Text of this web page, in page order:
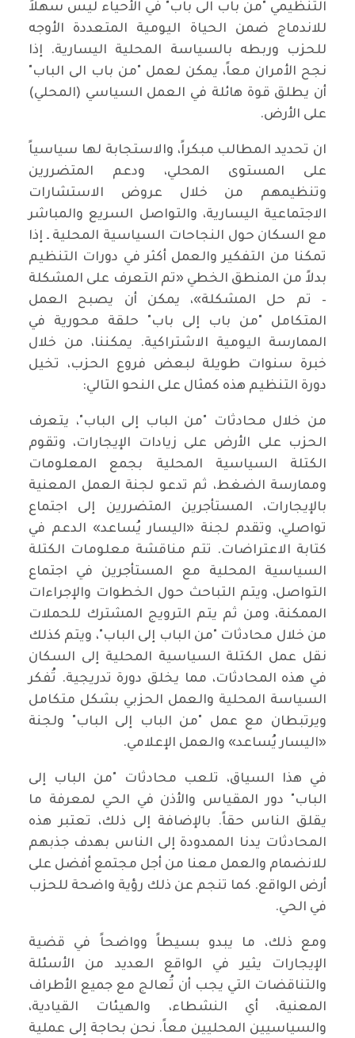
التنظيمي "من باب الى باب" في الأحياء ليس سهلاً
للاندماج ضمن الحياة اليومية المتعددة الأوجه
للحزب وربطه بالسياسة المحلية اليسارية. إذا
نجح الأمران معاً، يمكن لعمل "من باب الى الباب"
أن يطلق قوة هائلة في العمل السياسي (المحلي)
على الأرض.
ان تحديد المطالب مبكراً، والاستجابة لها سياسياً
على المستوى المحلي، ودعم المتضررين
وتنظيمهم من خلال عروض الاستشارات
الاجتماعية اليسارية، والتواصل السريع والمباشر
مع السكان حول النجاحات السياسية المحلية ـ إذا
تمكنا من التفكير والعمل أكثر في دورات التنظيم
بدلاً من المنطق الخطي «تم التعرف على المشكلة
– تم حل المشكلة»، يمكن أن يصبح العمل
المتكامل "من باب إلى باب" حلقة محورية في
الممارسة اليومية الاشتراكية. يمكننا، من خلال
خبرة سنوات طويلة لبعض فروع الحزب، تخيل
دورة التنظيم هذه كمثال على النحو التالي:
من خلال محادثات "من الباب إلى الباب"، يتعرف
الحزب على الأرض على زيادات الإيجارات، وتقوم
الكتلة السياسية المحلية بجمع المعلومات
وممارسة الضغط، ثم تدعو لجنة العمل المعنية
بالإيجارات، المستأجرين المتضررين إلى اجتماع
تواصلي، وتقدم لجنة «اليسار يُساعد» الدعم في
كتابة الاعتراضات. تتم مناقشة معلومات الكتلة
السياسية المحلية مع المستأجرين في اجتماع
التواصل، ويتم التباحث حول الخطوات والإجراءات
الممكنة، ومن ثم يتم الترويج المشترك للحملات
من خلال محادثات "من الباب إلى الباب"، ويتم كذلك
نقل عمل الكتلة السياسية المحلية إلى السكان
في هذه المحادثات، مما يخلق دورة تدريجية. تُفكر
السياسة المحلية والعمل الحزبي بشكل متكامل
ويرتبطان مع عمل "من الباب إلى الباب" ولجنة
«اليسار يُساعد» والعمل الإعلامي.
في هذا السياق، تلعب محادثات "من الباب إلى
الباب" دور المقياس والأذن في الحي لمعرفة ما
يقلق الناس حقاً. بالإضافة إلى ذلك، تعتبر هذه
المحادثات يدنا الممدودة إلى الناس بهدف جذبهم
للانضمام والعمل معنا من أجل مجتمع أفضل على
أرض الواقع. كما تنجم عن ذلك رؤية واضحة للحزب
في الحي.
ومع ذلك، ما يبدو بسيطاً وواضحاً في قضية
الإيجارات يثير في الواقع العديد من الأسئلة
والتناقضات التي يجب أن تُعالج مع جميع الأطراف
المعنية، أي النشطاء، والهيئات القيادية،
والسياسيين المحليين معاً. نحن بحاجة إلى عملية